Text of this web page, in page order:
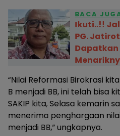
BACA
Ikuti..!!
PG.
Dapatkan
“Nilai Reformasi Birokrasi
B menjadi BB, ini telah bisa
SAKIP kita, Selasa kemarin
menerima penghargaan
menjadi BB,” ungkapnya.